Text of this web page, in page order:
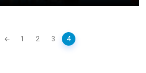
1 2 3 4